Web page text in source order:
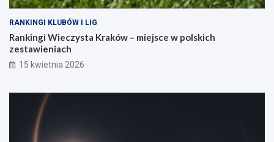
RANKINGI KLUBÓW I LIG
Rankingi Wieczysta Kraków – miejsce w polskich
zestawieniach
15 kwietnia 2026